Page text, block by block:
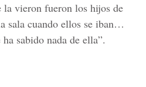
la vieron fueron los hijos de
sala cuando ellos se iban…
sabido nada de ella”.